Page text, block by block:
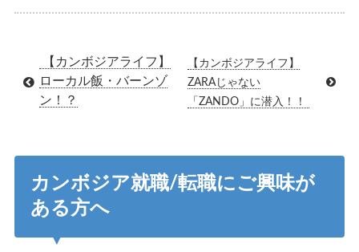
【カンボジアライフ】
ローカル飯・バーンゾ
ン！？
【カンボジアライフ】
ZARAじゃない
「ZANDO」に潜入！！
カンボジア就職/転職にご興味が
ある方へ